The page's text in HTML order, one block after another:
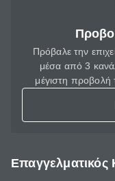
Πρόβαλε την
μέσα από 3
μέγιστη προβολή
Επαγγελματικός